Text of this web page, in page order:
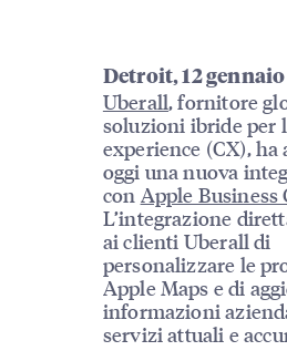
Detroit, 12 gennaio
Uberall, fornitore
soluzioni ibride per
experience (CX),
oggi una nuova
con Apple Business
L’integrazione
ai clienti Uberall di
personalizzare le
Apple Maps e di
informazioni
servizi attuali e